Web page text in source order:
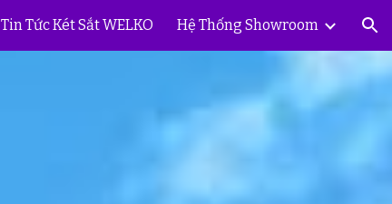
Tin Tức Két Sắt WELKO Hệ Thống Showroom